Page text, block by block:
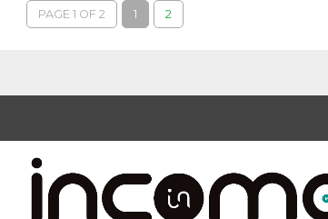
PAGE 1 OF 2 1 2